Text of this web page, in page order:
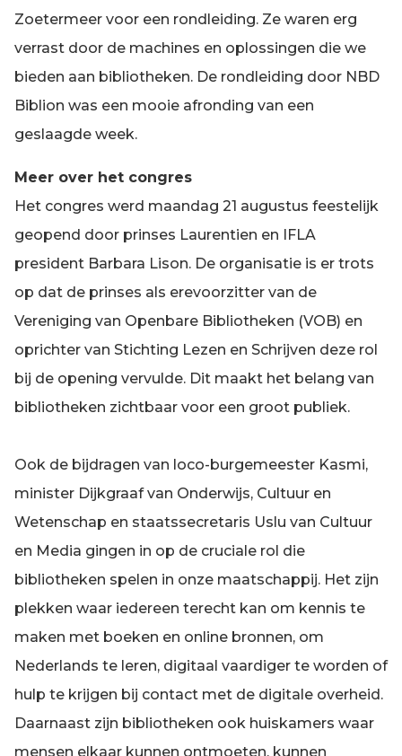
Zoetermeer voor een rondleiding. Ze waren erg
verrast door de machines en oplossingen die we
bieden aan bibliotheken. De rondleiding door NBD
Biblion was een mooie afronding van een
geslaagde week.
Meer over het congres
Het congres werd maandag 21 augustus feestelijk
geopend door prinses Laurentien en IFLA
president Barbara Lison. De organisatie is er trots
op dat de prinses als erevoorzitter van de
Vereniging van Openbare Bibliotheken (VOB) en
oprichter van Stichting Lezen en Schrijven deze rol
bij de opening vervulde. Dit maakt het belang van
bibliotheken zichtbaar voor een groot publiek.
Ook de bijdragen van loco-burgemeester Kasmi,
minister Dijkgraaf van Onderwijs, Cultuur en
Wetenschap en staatssecretaris Uslu van Cultuur
en Media gingen in op de cruciale rol die
bibliotheken spelen in onze maatschappij. Het zijn
plekken waar iedereen terecht kan om kennis te
maken met boeken en online bronnen, om
Nederlands te leren, digitaal vaardiger te worden of
hulp te krijgen bij contact met de digitale overheid.
Daarnaast zijn bibliotheken ook huiskamers waar
mensen elkaar kunnen ontmoeten, kunnen